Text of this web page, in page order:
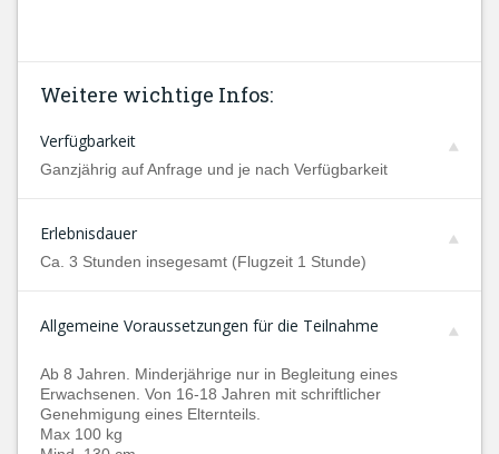
Weitere wichtige Infos:
Verfügbarkeit
Ganzjährig auf Anfrage und je nach Verfügbarkeit
Erlebnisdauer
Ca. 3 Stunden insegesamt (Flugzeit 1 Stunde)
Allgemeine Voraussetzungen für die Teilnahme
Ab 8 Jahren. Minderjährige nur in Begleitung eines
Erwachsenen. Von 16-18 Jahren mit schriftlicher
Genehmigung eines Elternteils.
Max 100 kg